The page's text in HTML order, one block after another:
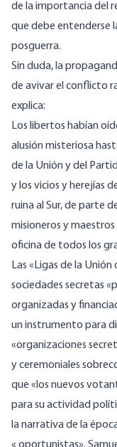
de la importancia del
que debe entenderse
posguerra.
Sin duda, la
de avivar el conflicto
explica:
Los libertos habían
alusión misteriosa
de la Unión y del
y los vicios y herejías
ruina al Sur, de parte
misioneros y
oficina de todos los
Las «Ligas de la
sociedades secretas
organizadas y
un instrumento para
«organizaciones
y ceremoniales
que «los nuevos
para su actividad
la narrativa de la